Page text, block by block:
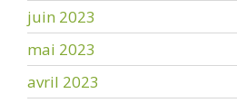
juin 2023
mai 2023
avril 2023